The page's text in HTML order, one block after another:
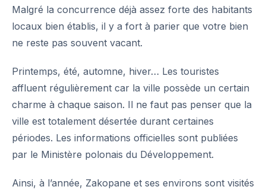
Malgré la concurrence déjà assez forte des habitants
locaux bien établis, il y a fort à parier que votre bien
ne reste pas souvent vacant.
Printemps, été, automne, hiver… Les touristes
affluent régulièrement car la ville possède un certain
charme à chaque saison. Il ne faut pas penser que la
ville est totalement désertée durant certaines
périodes. Les informations officielles sont publiées
par le Ministère polonais du Développement.
Ainsi, à l’année, Zakopane et ses environs sont visités